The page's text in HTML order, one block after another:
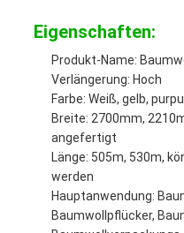
Eigenschaften:
Produkt-Name:
Verlängerung: Hoch
Farbe: Weiß, gelb,
Breite: 2700mm,
angefertigt
Länge: 505m, 530m,
werden
Hauptanwendung:
Baumwollpflücker,